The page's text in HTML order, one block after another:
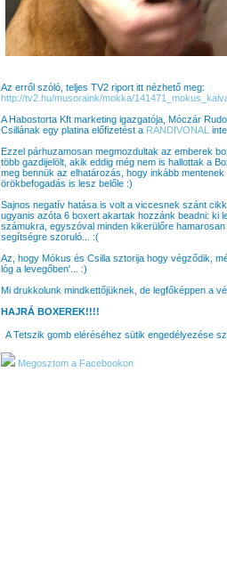
Az erről szóló, teljes TV2 riport itt nézhető meg:
http://tv2.hu/musoraink/mokka/
A Habostorta Kft marketing igazgatója, Móczár
Csillának egy platina előfizetést a RANDIVONAL
Ezzel párhuzamosan megmozdultak az emberek
több gazdijelölt, akik eddig még nem is hallottak a
meg bennük az elhatározás, hogy inkább
örökbefogadás is lesz belőle :)
Sajnos negatív hatása is volt a viccesnek szánt
ugyanis azóta 6 boxert akartak hozzánk beadni: ki
számukra, egyszóval minden kikerülőre
segítségre szoruló... :(
Az, hogy Mókus és Csilla sztorija hogy végződik,
lóg a levegőben'... :)
Mi drukkolunk mindkettőjüknek, de legfőképpen a
HAJRÁ BOXEREK!!!!
A Tetszik gomb eléréséhez sütik engedélyezése
Megosztom a Facebookon